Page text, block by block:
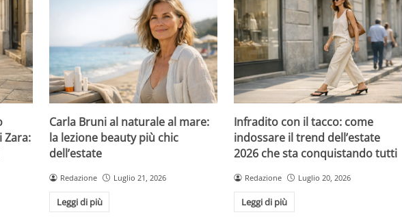
Zara:
Carla Bruni al naturale al mare:
la lezione beauty più chic
dell’estate
Redazione Luglio 21, 2026
Leggi di più
Infradito con il tacco: come
indossare il trend dell’estate
2026 che sta conquistando tutti
Redazione Luglio 20, 2026
Leggi di più